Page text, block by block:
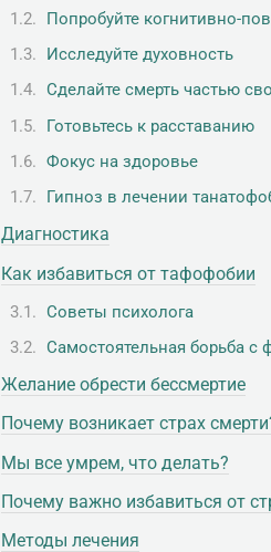
Попробуйте когнитивно-
Исследуйте духовность
Сделайте смерть частью
Готовьтесь к расставанию
Фокус на здоровье
Гипноз в лечении
Диагностика
Как избавиться от тафофобии
Советы психолога
Самостоятельная борьба с
Желание обрести бессмертие
Почему возникает страх
Мы все умрем, что делать?
Почему важно избавиться от
Методы лечения